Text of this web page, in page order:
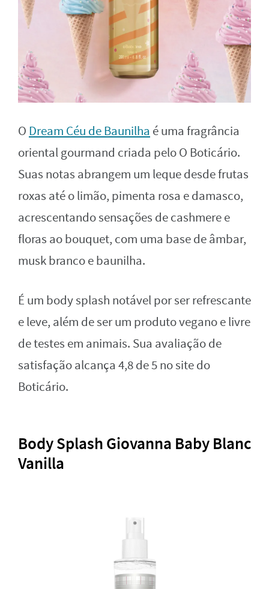
O Dream Céu de Baunilha é uma fragrância
oriental gourmand criada pelo O Boticário.
Suas notas abrangem um leque desde frutas
roxas até o limão, pimenta rosa e damasco,
acrescentando sensações de cashmere e
floras ao bouquet, com uma base de âmbar,
musk branco e baunilha.
É um body splash notável por ser refrescante
e leve, além de ser um produto vegano e livre
de testes em animais. Sua avaliação de
satisfação alcança 4,8 de 5 no site do
Boticário.
Body Splash Giovanna Baby Blanc
Vanilla